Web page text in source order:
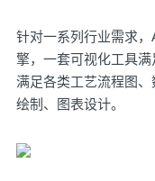
针对一系列行业需求，
擎，一套可视化工具满
满足各类工艺流程图
绘制、图表设计。